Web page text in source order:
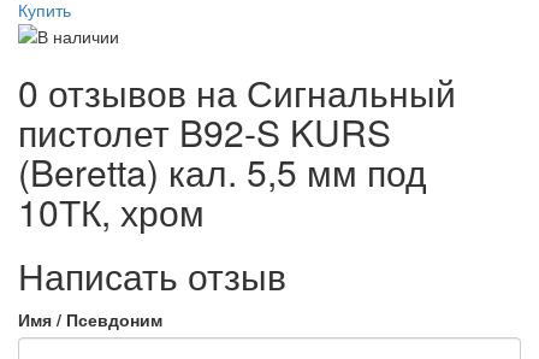
Купить
0 отзывов на Сигнальный
пистолет B92-S KURS
(Beretta) кал. 5,5 мм под
10ТК, хром
Написать отзыв
Имя / Псевдоним